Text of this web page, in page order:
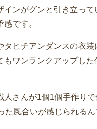
インがグンと引き立っ
です。
タヒチアンダンスの衣
もワンランクアップし
人さんが1個1個手作り
風合いが感じられるん